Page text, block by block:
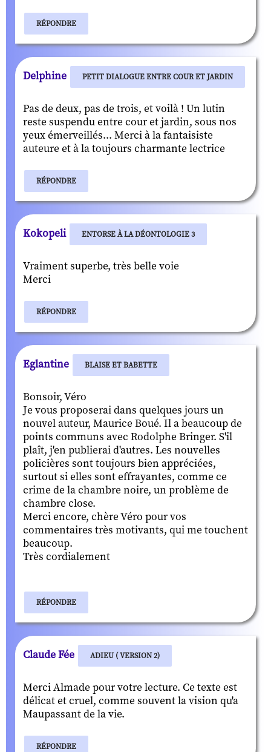
RÉPONDRE
Delphine PETIT DIALOGUE ENTRE COUR ET JARDIN
Pas de deux, pas de trois, et voilà ! Un lutin
reste suspendu entre cour et jardin, sous nos
yeux émerveillés... Merci à la fantaisiste
auteure et à la toujours charmante lectrice
RÉPONDRE
Kokopeli ENTORSE À LA DÉONTOLOGIE 3
Vraiment superbe, très belle voie
Merci
RÉPONDRE
Eglantine BLAISE ET BABETTE
Bonsoir, Véro
Je vous proposerai dans quelques jours un
nouvel auteur, Maurice Boué. Il a beaucoup de
points communs avec Rodolphe Bringer. S'il
plaît, j'en publierai d'autres. Les nouvelles
policières sont toujours bien appréciées,
surtout si elles sont effrayantes, comme ce
crime de la chambre noire, un problème de
chambre close.
Merci encore, chère Véro pour vos
commentaires très motivants, qui me touchent
beaucoup.
Très cordialement
RÉPONDRE
Claude Fée ADIEU ( VERSION 2)
Merci Almade pour votre lecture. Ce texte est
délicat et cruel, comme souvent la vision qu'a
Maupassant de la vie.
RÉPONDRE